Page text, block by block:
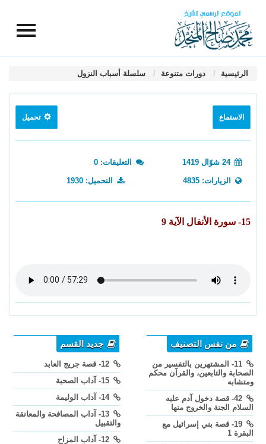
الرئيسية دورات متنوعة سلسلة أسباب النزول
الاستماع تحميل
24 شوّال 1419 التعليقات: 0
الزيارات: 4835 التحميل: 1930
15- سورة الأنفال الآية 9
من نفس التصنيف
11- المشتهرين بالتفسير من
الصحابة والتابعين، والقرآن محكم
ومتشابه
42- قصة دخول آدم عليه
السلام الجنة والخروج منها
19- قصة بني إسرائيل مع
البقرة 1
جديد القسم
14- آداب الوليمة
13- آداب المصافحة والمعانقة
والتقبيل